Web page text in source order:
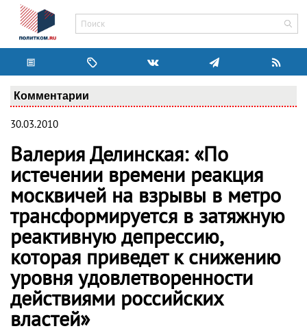
Комментарии
30.03.2010
Валерия Делинская: «По
истечении времени реакция
москвичей на взрывы в метро
трансформируется в затяжную
реактивную депрессию,
которая приведет к снижению
уровня удовлетворенности
действиями российских
властей»